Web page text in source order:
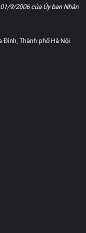
9/2006 của Ủy ban Nhân
Đình, Thành phố Hà Nội